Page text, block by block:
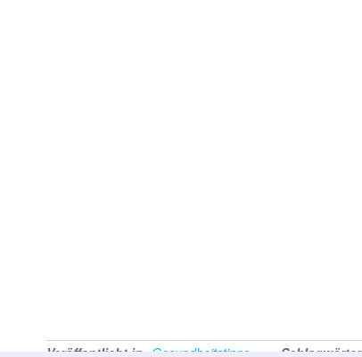
Veröffentlicht in Gesundheitstipps Schlagwörter